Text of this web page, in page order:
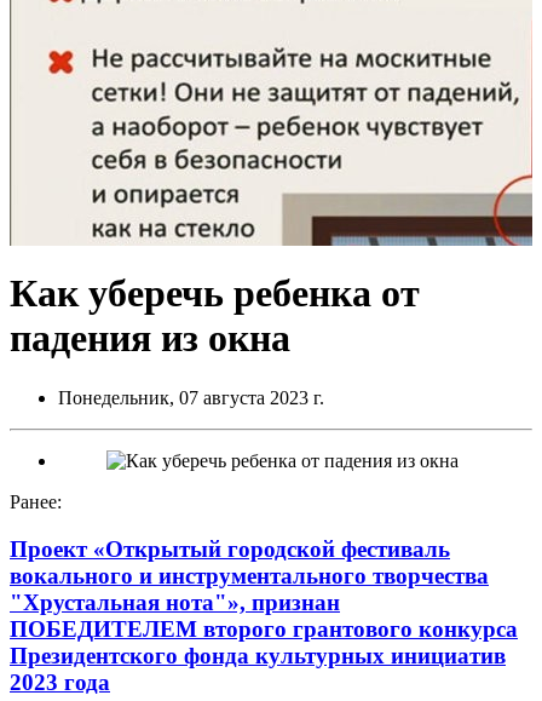
Как уберечь ребенка от
падения из окна
Понедельник, 07 августа 2023 г.
Ранее:
Проект «Открытый городской фестиваль
вокального и инструментального творчества
"Хрустальная нота"», признан
ПОБЕДИТЕЛЕМ второго грантового конкурса
Президентского фонда культурных инициатив
2023 года